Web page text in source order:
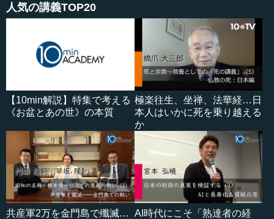
人気の講義TOP20
【10min解説】特集で考える
《お盆とあの世》の本質
極楽往生、坐禅、法華経…日
本人はいかに死を乗り越える
か
共産軍2万を金門島で殲滅…
AI時代にこそ「熟達者の経